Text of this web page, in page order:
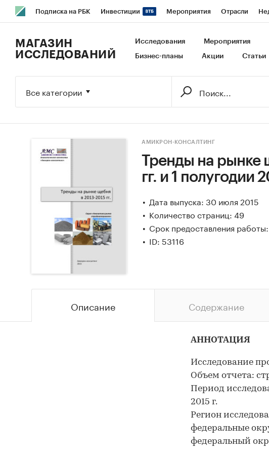
Подписка на РБК Инвестиции Мероприятия Отрасли
Исследования Кредитные рейтинги Франшизы Газета
МАГАЗИН
ИССЛЕДОВАНИЙ
Исследования Мероприятия
Бизнес-планы Акции Статьи
Все категории
АМИКРОН-КОНСАЛТИНГ
Тренды на рынке
гг. и 1 полугодии
Дата выпуска: 30 июля 2015
Количество страниц: 49
Срок предоставления
ID: 53116
Описание Содержание
АННОТАЦИЯ
Исследование
Объем отчета:
Период
2015 г.
Регион
федеральные
федеральный